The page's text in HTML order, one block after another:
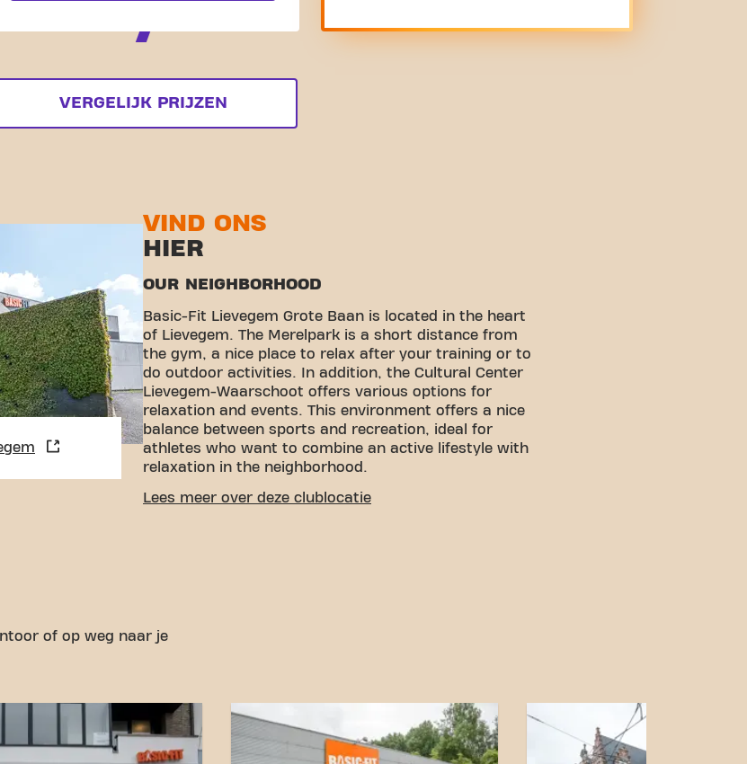
VERGELIJK PRIJZEN
VIND ONS
HIER
OUR NEIGHBORHOOD
Basic-Fit Lievegem Grote Baan is located in the heart
of Lievegem. The Merelpark is a short distance from
the gym, a nice place to relax after your training or to
do outdoor activities. In addition, the Cultural Center
Lievegem-Waarschoot offers various options for
relaxation and events. This environment offers a nice
balance between sports and recreation, ideal for
athletes who want to combine an active lifestyle with
relaxation in the neighborhood.
EASY ACCESSIBILITY
easier. Come to Basic-Fit Lievegem Grote Baan and
Lees meer over deze clublocatie
of op weg naar je